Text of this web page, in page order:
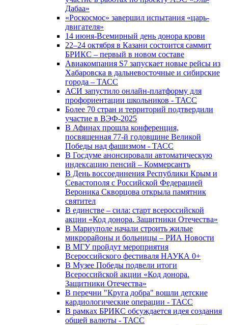
Дабаа»
«Роскосмос» завершил испытания «царь-
двигателя»
14 июня-Всемирный день донора крови
22–24 октября в Казани состоится саммит
БРИКС – первый в новом составе
Авиакомпания S7 запускает новые рейсы из
Хабаровска в дальневосточные и сибирские
города – ТАСС
АСИ запустило онлайн-платформу для
профориентации школьников - ТАСС
Более 70 стран и территорий подтвердили
участие в ВЭФ-2025
В Афинах прошла конференция,
посвященная 77-й годовщине Великой
Победы над фашизмом - ТАСС
В Госдуме анонсировали автоматическую
индексацию пенсий – Коммерсантъ
В День воссоединения Республики Крым и
Севастополя с Российской Федерацией
Вероника Скворцова открыла памятник
святител
В единстве – сила: старт всероссийской
акции «Код донора. Защитники Отечества»
В Мариуполе начали строить жилые
микрорайоны и больницы – РИА Новости
В МГУ пройдут мероприятия
Всероссийского фестиваля НАУКА 0+
В Музее Победы подвели итоги
Всероссийской акции «Код донора.
Защитники Отечества»
В перечни "Круга добра" вошли детские
кардиологические операции - ТАСС
В рамках БРИКС обсуждается идея создания
общей валюты - ТАСС